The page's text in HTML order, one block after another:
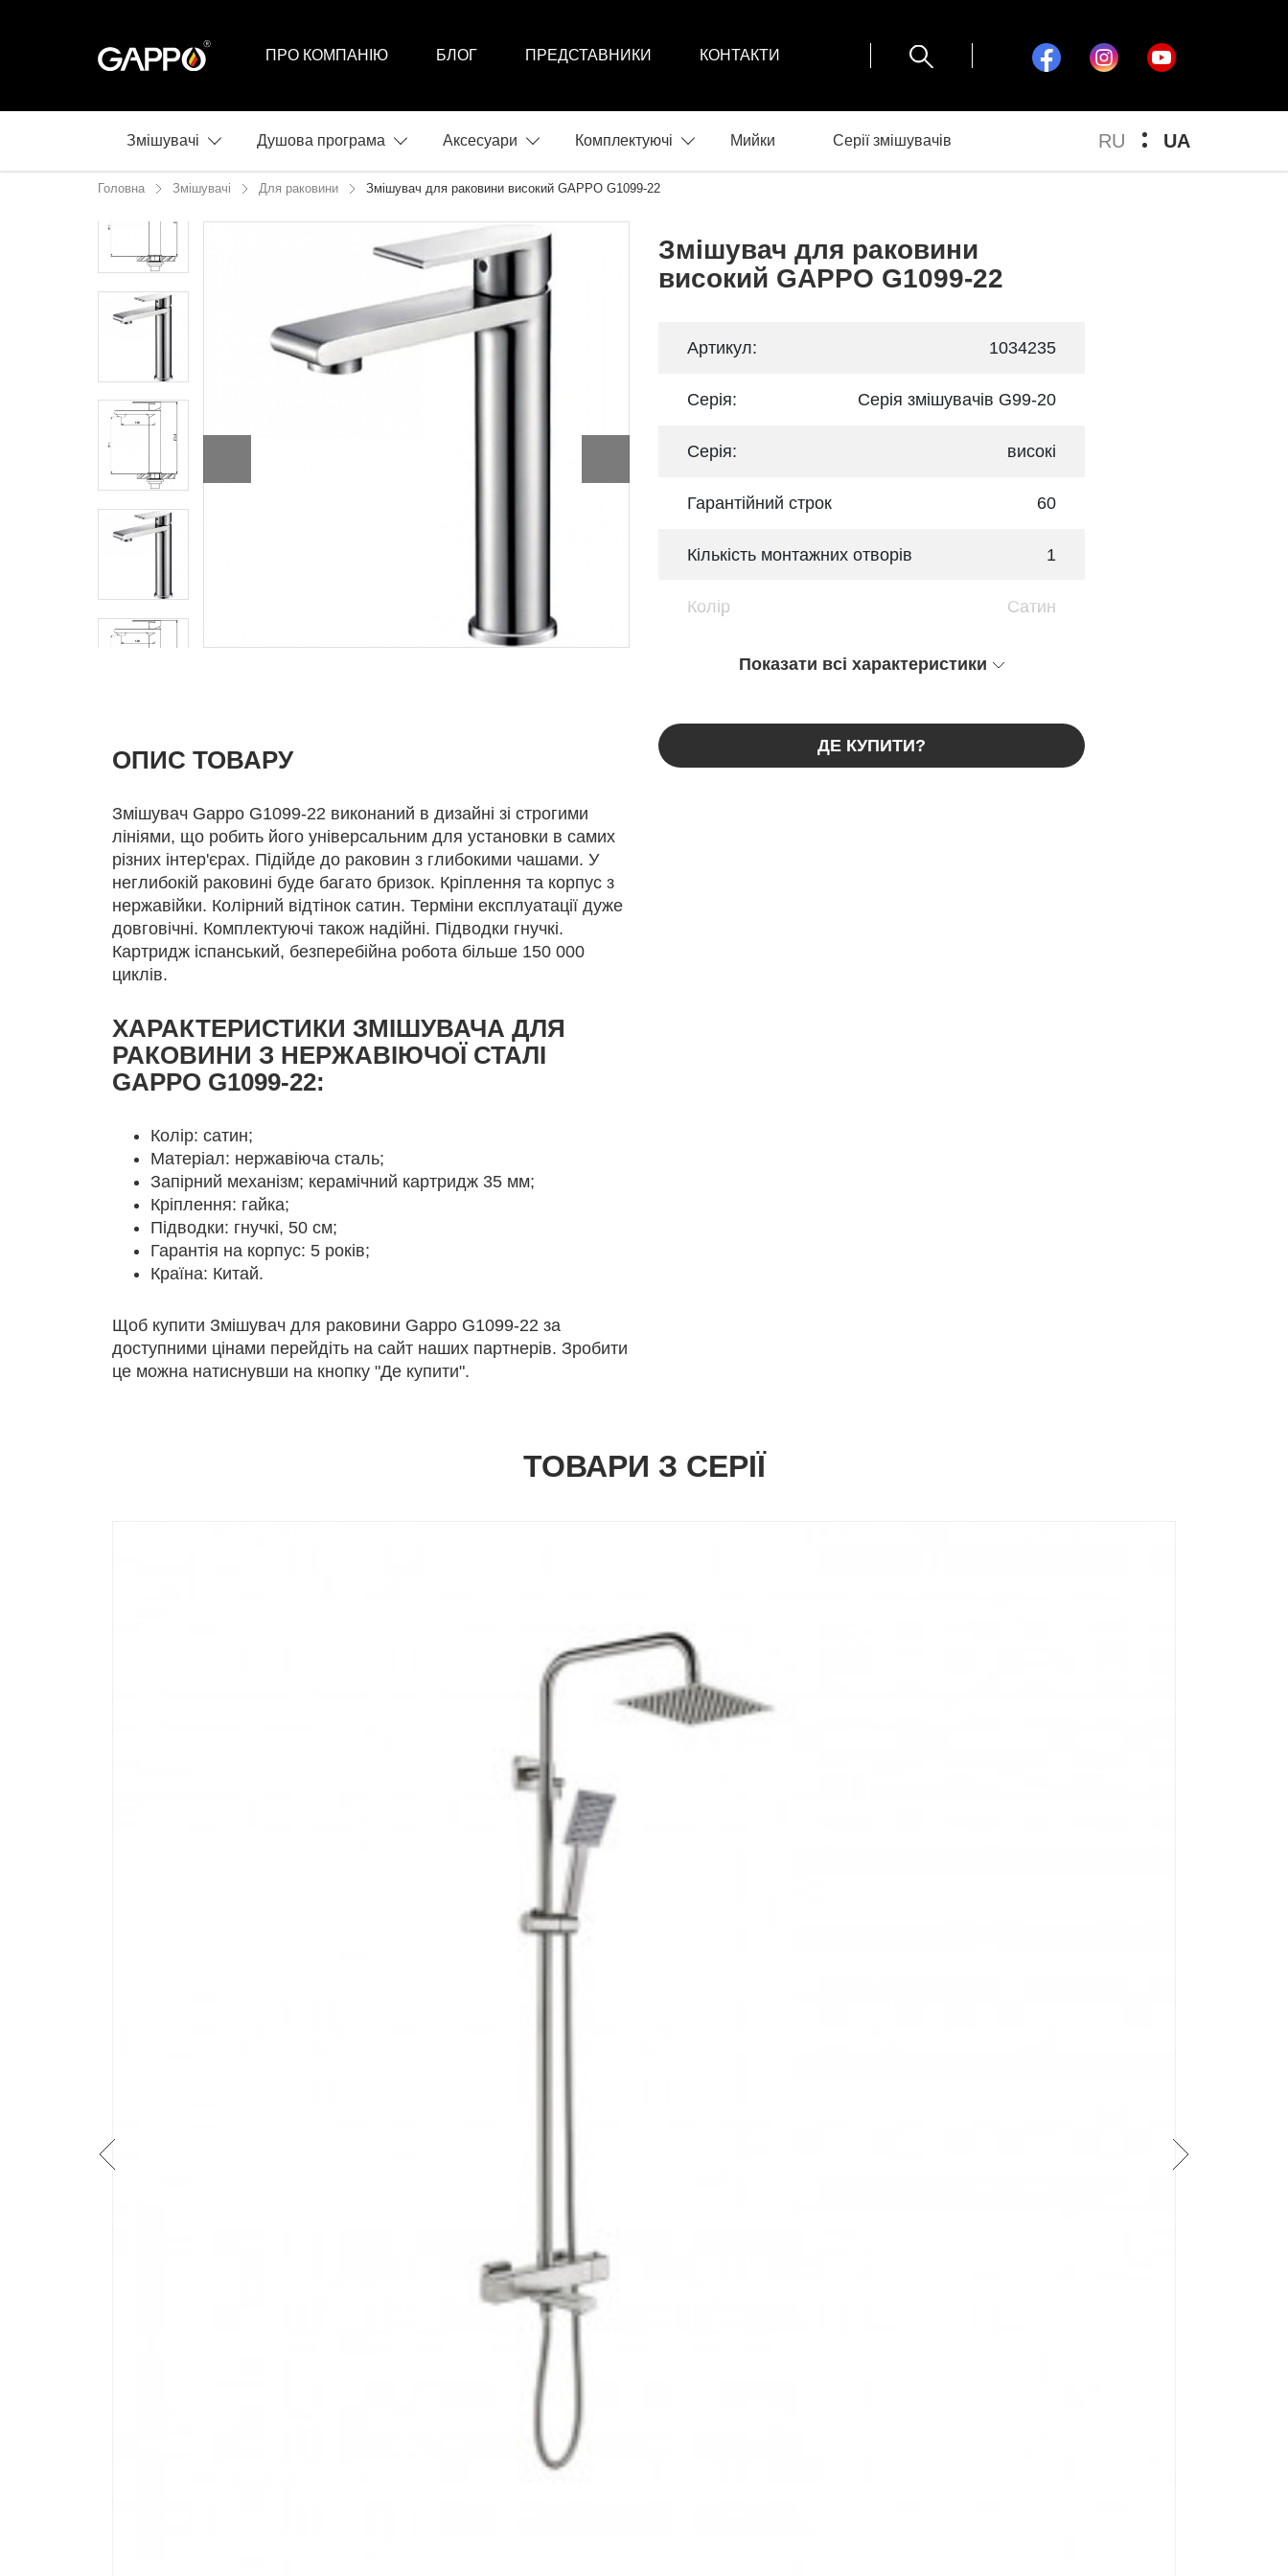
ПРО КОМПАНІЮ БЛОГ ПРЕДСТАВНИКИ КОНТАКТИ
RU UA
Змішувачі Душова програма Аксесуари Комплектуючі Мийки Серії змішувачів
Головна Змішувачі Для раковини Змішувач для раковини високий GAPPO G1099-22
ОПИС ТОВАРУ
Змішувач Gappo G1099-22 виконаний в дизайні зі строгими
лініями, що робить його універсальним для установки в самих
різних інтер'єрах. Підійде до раковин з глибокими чашами. У
неглибокій раковині буде багато бризок. Кріплення та корпус з
нержавійки. Колірний відтінок сатин. Терміни експлуатації дуже
довговічні. Комплектуючі також надійні. Підводки гнучкі.
Картридж іспанський, безперебійна робота більше 150 000
циклів.
ХАРАКТЕРИСТИКИ ЗМІШУВАЧА ДЛЯ
РАКОВИНИ З НЕРЖАВІЮЧОЇ СТАЛІ
GAPPO G1099-22:
Колір: сатин;
Матеріал: нержавіюча сталь;
Запірний механізм; керамічний картридж 35 мм;
Кріплення: гайка;
Підводки: гнучкі, 50 см;
Гарантія на корпус: 5 років;
Країна: Китай.
Щоб купити Змішувач для раковини Gappo G1099-22 за
доступними цінами перейдіть на сайт наших партнерів. Зробити
це можна натиснувши на кнопку "Де купити".
Змішувач для раковини
високий GAPPO G1099-22
Артикул: 1034235
Серія: Серія змішувачів G99-20
Серія: високі
Гарантійний строк 60
Кількість монтажних отворів 1
Колір Сатин
Показати всі характеристики
ДЕ КУПИТИ?
ТОВАРИ З СЕРІЇ